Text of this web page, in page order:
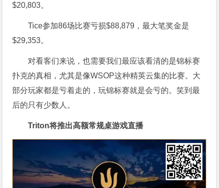
$20,803。
Tice参加86场比赛亏损$88,879，最大笔奖金是
$29,353。
对看客们来说，也需要我们最应该看清的是锦标赛
扑克的真相，尤其是像WSOP这种精英云集的比赛。大
部分玩家都是亏着走的，玩锦标赛就是会亏的。笑到最
后的只有少数人。
Triton将推出高额常规桌游戏直播